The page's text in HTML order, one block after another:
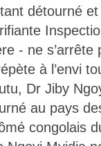
détourné
- ne s’arrête
à l’envi
Dr Jiby
au pays
congolais